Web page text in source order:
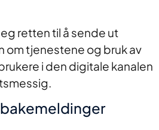
retten til å sende ut
om tjenestene og bruk av
i den digitale kanalen